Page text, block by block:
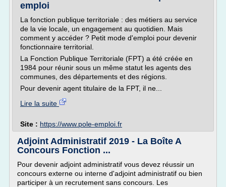
emploi
La fonction publique territoriale : des métiers au service
de la vie locale, un engagement au quotidien. Mais
comment y accéder ? Petit mode d'emploi pour devenir
fonctionnaire territorial.
La Fonction Publique Territoriale (FPT) a été créée en
1984 pour réunir sous un même statut les agents des
communes, des départements et des régions.
Pour devenir agent titulaire de la FPT, il ne...
Lire la suite
Site : https://www.pole-emploi.fr
Adjoint Administratif 2019 - La Boîte A
Concours Fonction ...
Pour devenir adjoint administratif vous devez réussir un
concours externe ou interne d'adjoint administratif ou bien
participer à un recrutement sans concours. Les